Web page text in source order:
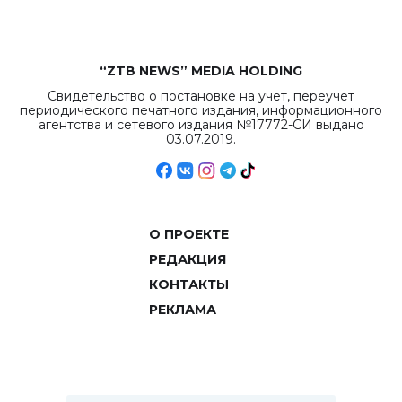
“ZTB NEWS” MEDIA HOLDING
Свидетельство о постановке на учет, переучет
периодического печатного издания, информационного
агентства и сетевого издания №17772-СИ выдано
03.07.2019.
О ПРОЕКТЕ
РЕДАКЦИЯ
КОНТАКТЫ
РЕКЛАМА